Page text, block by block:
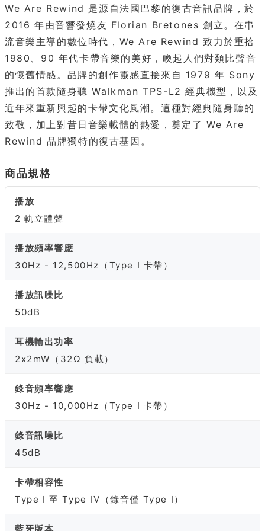
We Are Rewind 是源自法國巴黎的復古音訊品牌，於
2016 年由音響發燒友 Florian Bretones 創立。在串
流音樂主導的數位時代，We Are Rewind 致力於重拾
1980、90 年代卡帶音樂的美好，喚起人們對類比聲音
的懷舊情感。品牌的創作靈感直接來自 1979 年 Sony
推出的首款隨身聽 Walkman TPS-L2 經典機型，以及
近年來重新興起的卡帶文化風潮。這種對經典隨身聽的
致敬，加上對昔日音樂載體的熱愛，奠定了 We Are
Rewind 品牌獨特的復古基因。
商品規格
播放
2 軌立體聲
播放頻率響應
30Hz - 12,500Hz（Type I 卡帶）
播放訊噪比
50dB
耳機輸出功率
2x2mW（32Ω 負載）
錄音頻率響應
30Hz - 10,000Hz（Type I 卡帶）
錄音訊噪比
45dB
卡帶相容性
Type I 至 Type IV（錄音僅 Type I）